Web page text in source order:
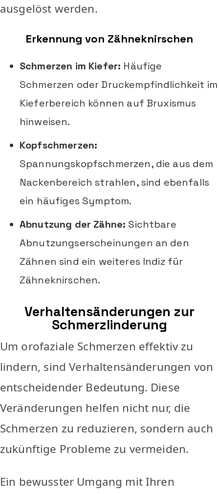
ausgelöst werden.
Erkennung von Zähneknirschen
Schmerzen im Kiefer: Häufige
Schmerzen oder Druckempfindlichkeit im
Kieferbereich können auf Bruxismus
hinweisen.
Kopfschmerzen:
Spannungskopfschmerzen, die aus dem
Nackenbereich strahlen, sind ebenfalls
ein häufiges Symptom.
Abnutzung der Zähne: Sichtbare
Abnutzungserscheinungen an den
Zähnen sind ein weiteres Indiz für
Zähneknirschen.
Verhaltensänderungen zur
Schmerzlinderung
Um orofaziale Schmerzen effektiv zu
lindern, sind Verhaltensänderungen von
entscheidender Bedeutung. Diese
Veränderungen helfen nicht nur, die
Schmerzen zu reduzieren, sondern auch
zukünftige Probleme zu vermeiden.
Ein bewusster Umgang mit Ihren